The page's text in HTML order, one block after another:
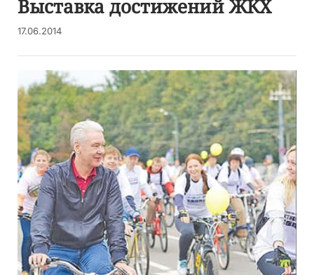
Выставка достижений ЖКХ
17.06.2014